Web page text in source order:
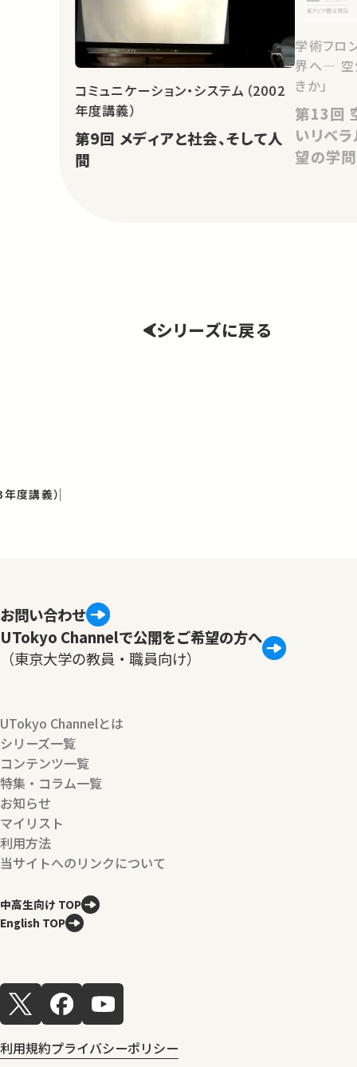
コミュニケーション・システム（2002
年度講義）
第9回 メディアと社会、そして人
間
学術フロ
界へ― 空
きか」
第13回 空気の哲学としての新し
いリベ
望の学問
シリーズに戻る
度講義）
お問い合わせ
UTokyo Channelで公開をご希望の方へ
（東京大学の教員・職員向け）
UTokyo Channelとは
シリーズ一覧
コンテンツ一覧
特集・コラム一覧
お知らせ
マイリスト
利用方法
当サイトへのリンクについて
中高生向け TOP
English TOP
利用規約プライバシーポリシー